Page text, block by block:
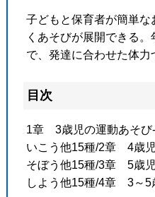
子どもと保育者が簡単な
くあそびが展開できる
で、発達に合わせた体力
目次
1章 3歳児の運動あそび
いこう他15種/2章 4歳
そぼう他15種/3章 5歳
しよう他15種/4章 3～5